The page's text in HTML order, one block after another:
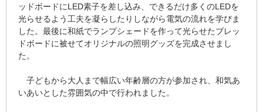
ッドボードにLED素子を差し込み、できるだけ多くのLEDを
光らせるよう工夫を凝らしたりしながら電気の流れを学びま
した。最後に和紙でランプシェードを作って光らせたブレッ
ドボードに被せてオリジナルの照明グッズを完成させまし
た。
子どもから大人まで幅広い年齢層の方が参加され、和気あ
いあいとした雰囲気の中で行われました。